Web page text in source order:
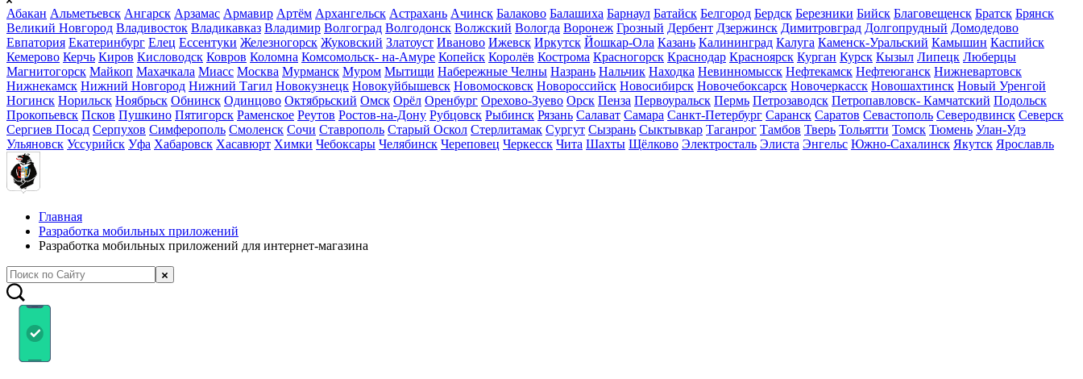
Абакан Альметьевск Ангарск Арзамас Армавир Артём Архангельск Астрахань Ачинск Балаково Балашиха Барнаул Батайск Белгород Бердск Березники Бийск Благовещенск Братск Брянск
Великий Новгород Владивосток Владикавказ Владимир Волгоград Волгодонск Волжский Вологда Воронеж Грозный Дербент Дзержинск Димитровград Долгопрудный Домодедово
Евпатория Екатеринбург Елец Ессентуки Железногорск Жуковский Златоуст Иваново Ижевск Иркутск Йошкар-Ола Казань Калининград Калуга Каменск-Уральский Камышин Каспийск
Кемерово Керчь Киров Кисловодск Ковров Коломна Комсомольск- на-Амуре Копейск Королёв Кострома Красногорск Краснодар Красноярск Курган Курск Кызыл Липецк Люберцы
Магнитогорск Майкоп Махачкала Миасс Москва Мурманск Муром Мытищи Набережные Челны Назрань Нальчик Находка Невинномысск Нефтекамск Нефтеюганск Нижневартовск
Нижнекамск Нижний Новгород Нижний Тагил Новокузнецк Новокуйбышевск Новомосковск Новороссийск Новосибирск Новочебоксарск Новочеркасск Новошахтинск Новый Уренгой
Ногинск Норильск Ноябрьск Обнинск Одинцово Октябрьский Омск Орёл Оренбург Орехово-Зуево Орск Пенза Первоуральск Пермь Петрозаводск Петропавловск- Камчатский Подольск
Прокопьевск Псков Пушкино Пятигорск Раменское Реутов Ростов-на-Дону Рубцовск Рыбинск Рязань Салават Самара Санкт-Петербург Саранск Саратов Севастополь Северодвинск Северск
Сергиев Посад Серпухов Симферополь Смоленск Сочи Ставрополь Старый Оскол Стерлитамак Сургут Сызрань Сыктывкар Таганрог Тамбов Тверь Тольятти Томск Тюмень Улан-Удэ
Ульяновск Уссурийск Уфа Хабаровск Хасавюрт Химки Чебоксары Челябинск Череповец Черкесск Чита Шахты Щёлково Электросталь Элиста Энгельс Южно-Сахалинск Якутск Ярославль
Главная
Разработка мобильных приложений
Разработка мобильных приложений для интернет-магазина